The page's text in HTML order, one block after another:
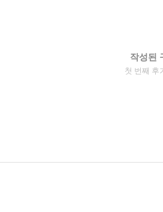
작성된
첫 번째 후